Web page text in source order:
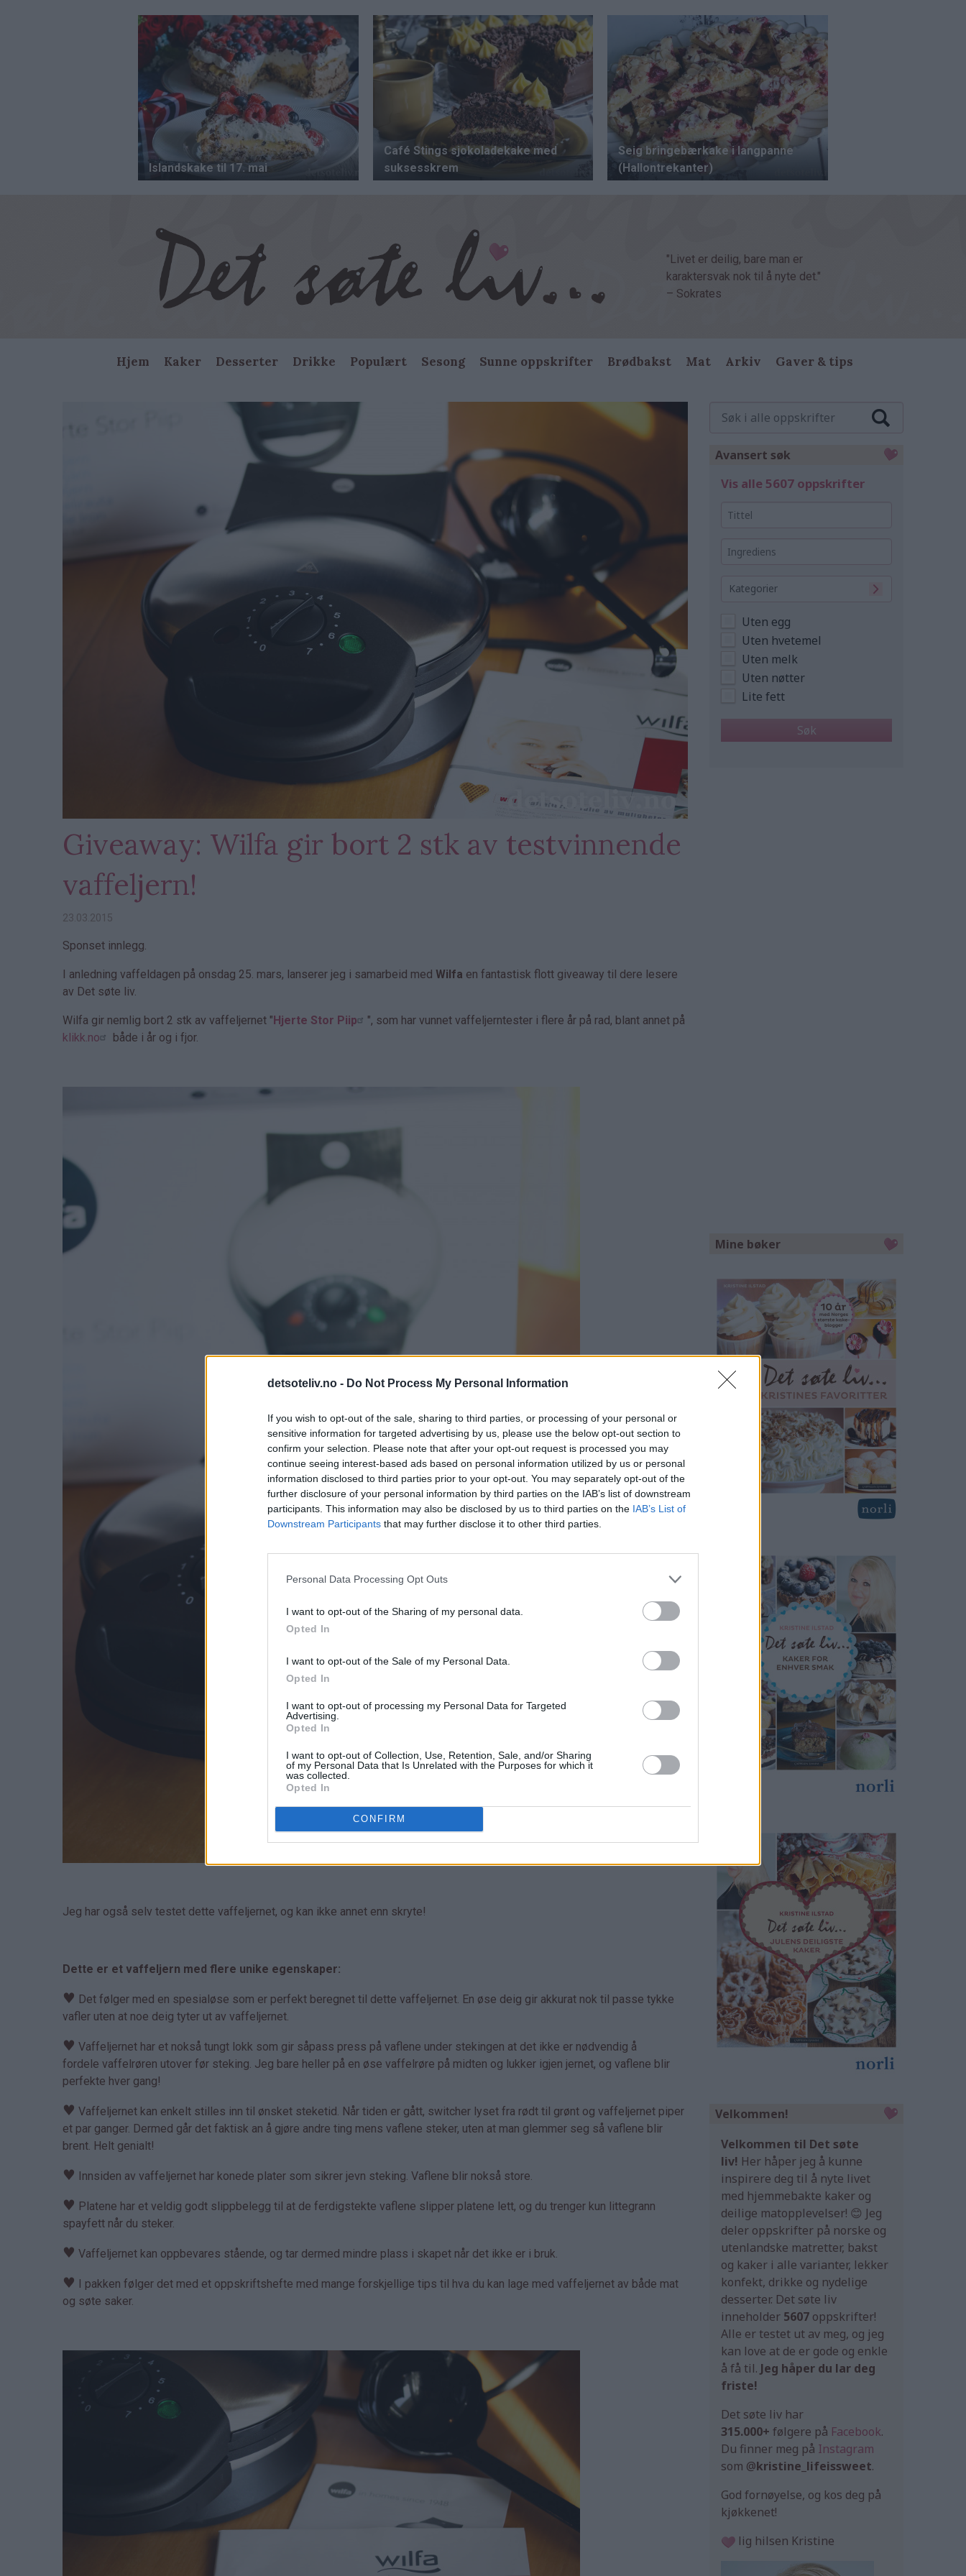
detsoteliv.no - Do Not Process My Personal Information
If you wish to opt-out of the sale, sharing to third parties, or processing of your personal or
sensitive information for targeted advertising by us, please use the below opt-out section to
confirm your selection. Please note that after your opt-out request is processed you may
continue seeing interest-based ads based on personal information utilized by us or personal
information disclosed to third parties prior to your opt-out. You may separately opt-out of the
further disclosure of your personal information by third parties on the IAB’s list of downstream
participants. This information may also be disclosed by us to third parties on the IAB’s List of
Downstream Participants that may further disclose it to other third parties.
Personal Data Processing Opt Outs
I want to opt-out of the Sharing of my personal data.
Opted In
I want to opt-out of the Sale of my Personal Data.
Opted In
I want to opt-out of processing my Personal Data for Targeted
Advertising.
Opted In
I want to opt-out of Collection, Use, Retention, Sale, and/or Sharing
of my Personal Data that Is Unrelated with the Purposes for which it
was collected.
Opted In
CONFIRM
"Livet er deilig, bare man er
karaktersvak nok til å nyte det."
– Sokrates
Main
navigation
Hjem Kaker Desserter Drikke Populært Sesong Sunne oppskrifter Brødbakst Mat Arkiv Gaver & tips
Giveaway: Wilfa gir bort 2 stk av testvinnende
vaffeljern!
23.03.2015
Sponset innlegg.
I anledning vaffeldagen på onsdag 25. mars, lanserer jeg i samarbeid med Wilfa en fantastisk flott giveaway til dere lesere
av Det søte liv.
Wilfa gir nemlig bort 2 stk av vaffeljernet "Hjerte Stor Piip
", som har vunnet vaffeljerntester i flere år på rad, blant annet på
klikk.no
både i år og i fjor.
Jeg har også selv testet dette vaffeljernet, og kan ikke annet enn skryte!
Dette er et vaffeljern med flere unike egenskaper:
♥ Det følger med en spesialøse som er perfekt beregnet til dette vaffeljernet. En øse deig gir akkurat nok til passe tykke
vafler uten at noe deig tyter ut av vaffeljernet.
♥ Vaffeljernet har et nokså tungt lokk som gir såpass press på vaflene under stekingen at det ikke er nødvendig å
fordele vaffelrøren utover før steking. Jeg bare heller på en øse vaffelrøre på midten og lukker igjen jernet, og vaflene blir
perfekte hver gang!
♥ Vaffeljernet kan enkelt stilles inn til ønsket steketid. Når tiden er gått, switcher lyset fra rødt til grønt og vaffeljernet piper
et par ganger. Dermed går det faktisk an å gjøre andre ting mens vaflene steker, uten at man glemmer seg så vaflene blir
brent. Helt genialt!
♥ Innsiden av vaffeljernet har konede plater som sikrer jevn steking. Vaflene blir nokså store.
♥ Platene har et veldig godt slippbelegg til at de ferdigstekte vaflene slipper platene lett, og du trenger kun littegrann
spayfett når du steker.
♥ Vaffeljernet kan oppbevares stående, og tar dermed mindre plass i skapet når det ikke er i bruk.
♥ I pakken følger det med et oppskriftshefte med mange forskjellige tips til hva du kan lage med vaffeljernet av både mat
og søte saker.
Avansert søk
Vis alle 5607 oppskrifter
Kategorier
Uten egg
Uten hvetemel
Uten melk
Uten nøtter
Lite fett
Mine bøker
Velkommen!
Velkommen til Det søte
liv! Her håper jeg å kunne
inspirere deg til å nyte livet
med hjemmebakte kaker og
deilige matopplevelser! 😊 Jeg
deler oppskrifter på norske og
utenlandske matretter, bakst
og kaker i alle varianter, lekker
konfekt, drikke og nydelige
desserter. Det søte liv
inneholder 5607 oppskrifter!
Alle er testet ut av meg, og jeg
kan love at de er gode og enkle
å få til. Jeg håper du lar deg
friste!
Det søte liv har
315.000+ følgere på Facebook.
Du finner meg på Instagram
som @kristine_lifeissweet.
God fornøyelse, og kos deg på
kjøkkenet!
lig hilsen Kristine